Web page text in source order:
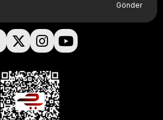
Gönder